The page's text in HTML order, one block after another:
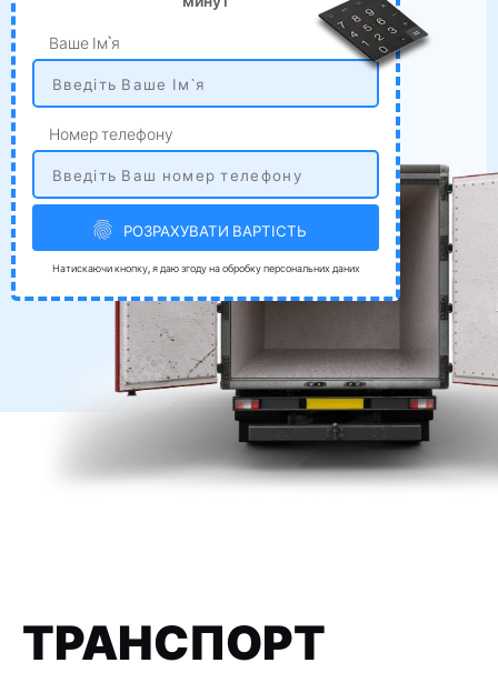
Ваше Ім`я
Номер телефону
РОЗРАХУВАТИ ВАРТІСТЬ
Натискаючи кнопку, я даю згоду на обробку персональних даних
ТРАНСПОРТ